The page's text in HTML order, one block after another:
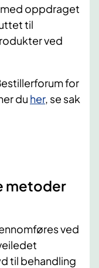
oppdraget
til
ved
for
du her, se sak
metoder
ved
til behandling